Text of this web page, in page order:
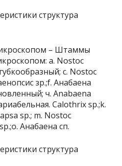
– Штаммы
а. Nostoc
c. Nostoc
зр.;f. Анабаена
ч. Anabaena
Calothrix sp.;k.
sp.; m. Nostoc
Анабаена сп.